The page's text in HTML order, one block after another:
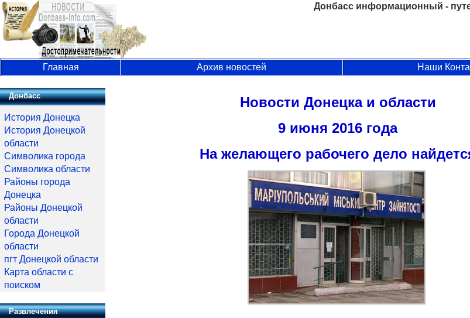
Донбасс информационный -
Главная Архив новостей Наши
Новости Донецка и области
9 июня 2016 года
На желающего рабочего дело
Донбасс
История Донецка
История Донецкой
области
Символика города
Символика области
Районы города
Донецка
Районы Донецкой
области
Города Донецкой
области
пгт Донецкой области
Карта области с
поиском
Развлечения